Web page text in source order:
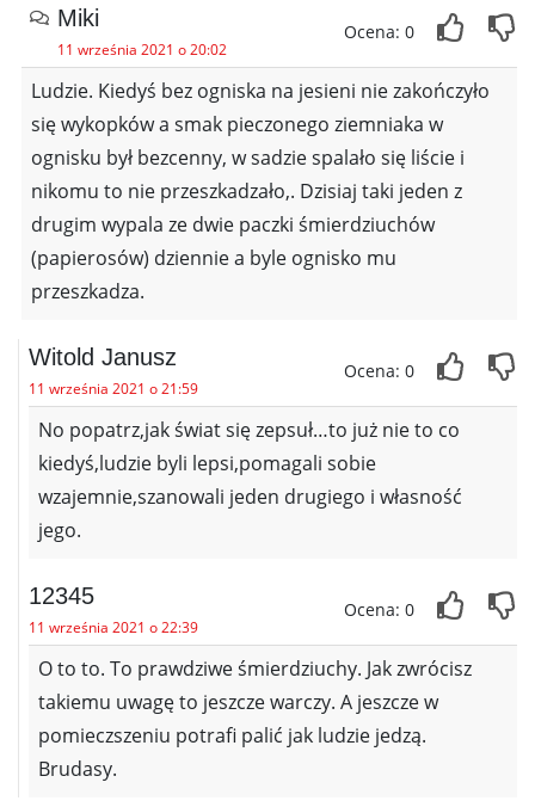
Miki
11 września 2021 o 20:02
Ocena: 0
Ludzie. Kiedyś bez ogniska na jesieni nie zakończyło
się wykopków a smak pieczonego ziemniaka w
ognisku był bezcenny, w sadzie spalało się liście i
nikomu to nie przeszkadzało,. Dzisiaj taki jeden z
drugim wypala ze dwie paczki śmierdziuchów
(papierosów) dziennie a byle ognisko mu
przeszkadza.
Witold Janusz
11 września 2021 o 21:59
Ocena: 0
No popatrz,jak świat się zepsuł…to już nie to co
kiedyś,ludzie byli lepsi,pomagali sobie
wzajemnie,szanowali jeden drugiego i własność
jego.
12345
11 września 2021 o 22:39
Ocena: 0
O to to. To prawdziwe śmierdziuchy. Jak zwrócisz
takiemu uwagę to jeszcze warczy. A jeszcze w
pomieczszeniu potrafi palić jak ludzie jedzą.
Brudasy.